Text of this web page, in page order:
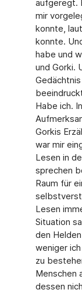
aufgeregt.
mir
konnte,
konnte.
habe und
und Gorki.
Habe ich.
Gorkis
war mir
Lesen in
sprechen
Raum für
Lesen
Situation
den
weniger
zu
Menschen
dessen